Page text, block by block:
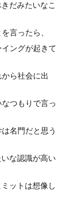
だみたいなこ
言ったら、
ングが起きて
ら社会に出
つもりで言っ
名門だと思う
な認識が高い
ットは想像し